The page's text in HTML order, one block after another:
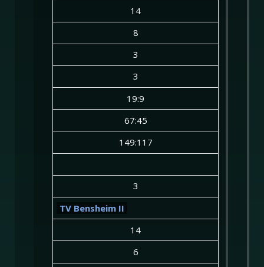
14
8
3
3
19:9
67:45
149:117
3
TV Bensheim II
14
6